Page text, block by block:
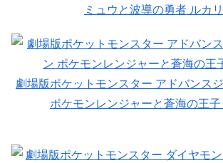
ミュウと波導の勇者 ルカ
劇場版ポケットモンスター アドバンス
ポケモンレンジャーと蒼海の王子